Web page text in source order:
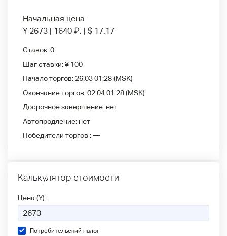
Начальная цена:
¥ 2673 | 1640 ₽ | $ 17.17
Ставок:0
Шаг ставки:¥ 100
Начало торгов: 26.03 01:28(MSK)
Окончание торгов:02.04 01:28(MSK)
Досрочное завершение: нет
Автопродление: нет
Победители
торгов :—
Калькулятор стоимости
Цена (¥):
Потребительский налог